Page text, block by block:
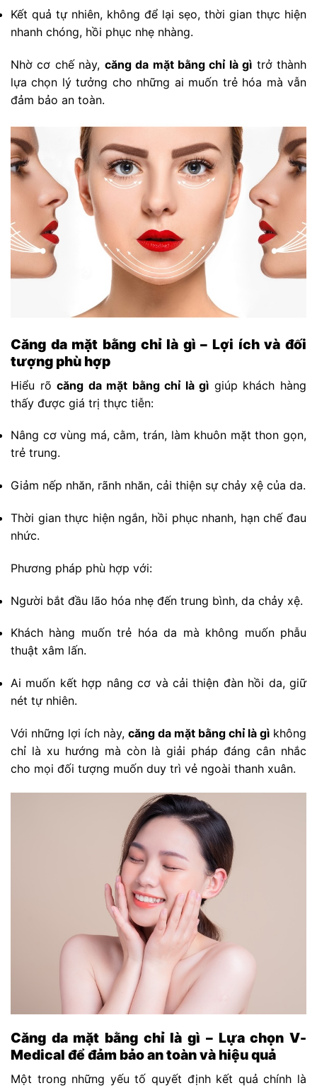
Kết quả tự nhiên, không để lại sẹo, thời gian thực hiện
nhanh chóng, hồi phục nhẹ nhàng.
Nhờ cơ chế này, căng da mặt bằng chỉ là gì trở thành
lựa chọn lý tưởng cho những ai muốn trẻ hóa mà vẫn
đảm bảo an toàn.
Căng da mặt bằng chỉ là gì – Lợi ích và đối
tượng phù hợp
Hiểu rõcăng da mặt bằng chỉ là gì giúp khách hàng
thấy được giá trị thực tiễn:
Nâng cơ vùng má, cằm, trán, làm khuôn mặt thon gọn,
trẻ trung.
Giảm nếp nhăn, rãnh nhăn, cải thiện sự chảy xệ của da.
Thời gian thực hiện ngắn, hồi phục nhanh, hạn chế đau
nhức.
Phương pháp phù hợp với:
Người bắt đầu lão hóa nhẹ đến trung bình, da chảy xệ.
Khách hàng muốn trẻ hóa da mà không muốn phẫu
thuật xâm lấn.
Ai muốn kết hợp nâng cơ và cải thiện đàn hồi da, giữ
nét tự nhiên.
Với những lợi ích này, căng da mặt bằng chỉ là gì không
chỉ là xu hướng mà còn là giải pháp đáng cân nhắc
cho mọi đối tượng muốn duy trì vẻ ngoài thanh xuân.
Căng da mặt bằng chỉ là gì – Lựa chọn V-
Medical để đảm bảo an toàn và hiệu quả
Một trong những yếu tố quyết định kết quả chính là